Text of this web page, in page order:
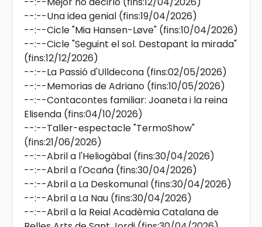
--:--Una idea genial (fins:19/04/2026)
--:--Cicle "Mia Hansen-Løve" (fins:10/04/2026)
--:--Cicle "Seguint el sol. Destapant la mirada"
(fins:12/12/2026)
--:--La Passió d'Ulldecona (fins:02/05/2026)
--:--Memorias de Adriano (fins:10/05/2026)
--:--Contacontes familiar: Joaneta i la reina
Elisenda (fins:04/10/2026)
--:--Taller-espectacle "TermoShow"
(fins:21/06/2026)
--:--Abril a l'Heliogàbal (fins:30/04/2026)
--:--Abril a l'Ocaña (fins:30/04/2026)
--:--Abril a La Deskomunal (fins:30/04/2026)
--:--Abril a La Nau (fins:30/04/2026)
--:--Abril a la Reial Acadèmia Catalana de